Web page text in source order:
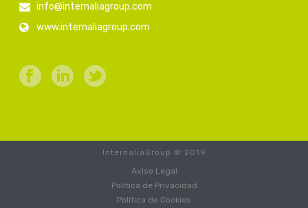
info@internaliagroup.com
www.internaliagroup.com
InternaliaGroup © 2019
Aviso Legal
Política de Privacidad
Política de Cookies